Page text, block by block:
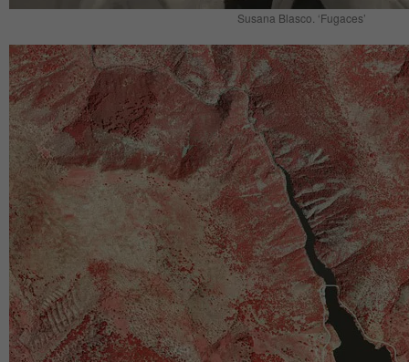
Susana Blasco. ‘Fugaces’